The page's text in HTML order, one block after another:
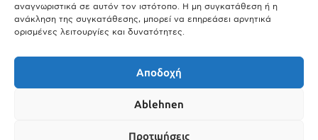
αναγνωριστικά σε αυτόν τον ιστότοπο. Η μη συγκατάθεση ή η
ανάκληση της συγκατάθεσης, μπορεί να επηρεάσει αρνητικά
ορισμένες λειτουργίες και δυνατότητες.
Αποδοχή
Ablehnen
Προτιμήσεις
25.03.2026